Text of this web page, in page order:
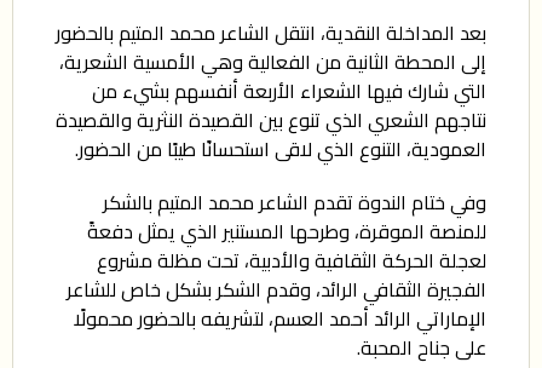
بعد المداخلة النقدية، انتقل الشاعر محمد المتيم بالحضور
إلى المحطة الثانية من الفعالية وهي الأمسية الشعرية،
التي شارك فيها الشعراء الأربعة أنفسهم بشيء من
نتاجهم الشعري الذي تنوع بين القصيدة النثرية والقصيدة
العمودية، التنوع الذي لاقى استحسانًا طيبًا من الحضور.
وفي ختام الندوة تقدم الشاعر محمد المتيم بالشكر
للمنصة الموقرة، وطرحها المستنير الذي يمثل دفعةً
لعجلة الحركة الثقافية والأدبية، تحت مظلة مشروع
الفجيرة الثقافي الرائد، وقدم الشكر بشكل خاص للشاعر
الإماراتي الرائد أحمد العسم، لتشريفه بالحضور محمولًا
على جناح المحبة.